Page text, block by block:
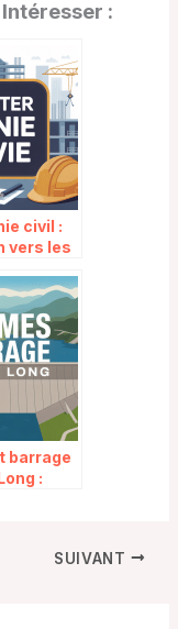
:
civil :
vers les
barrage
:
SUIVANT